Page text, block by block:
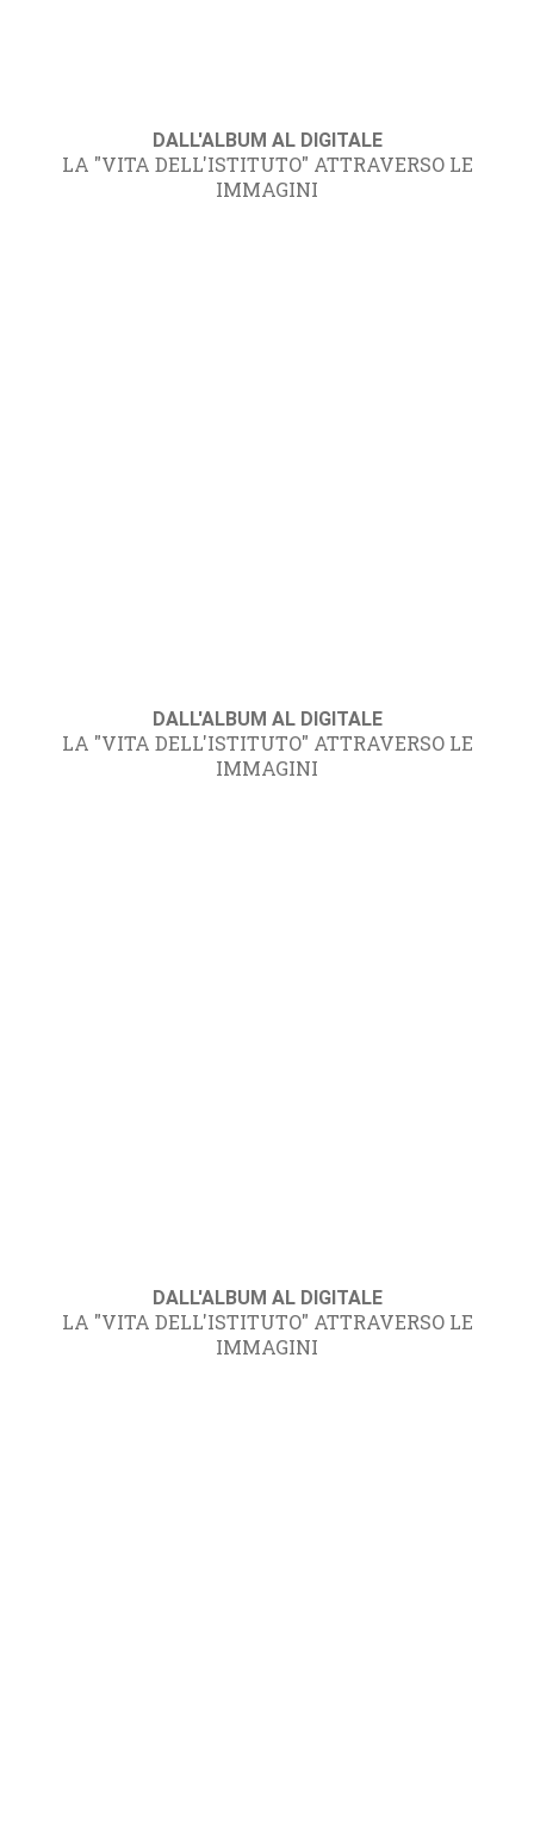
DALL'ALBUM AL DIGITALE
LA "VITA DELL'ISTITUTO" ATTRAVERSO LE
IMMAGINI
DALL'ALBUM AL DIGITALE
LA "VITA DELL'ISTITUTO" ATTRAVERSO LE
IMMAGINI
DALL'ALBUM AL DIGITALE
LA "VITA DELL'ISTITUTO" ATTRAVERSO LE
IMMAGINI